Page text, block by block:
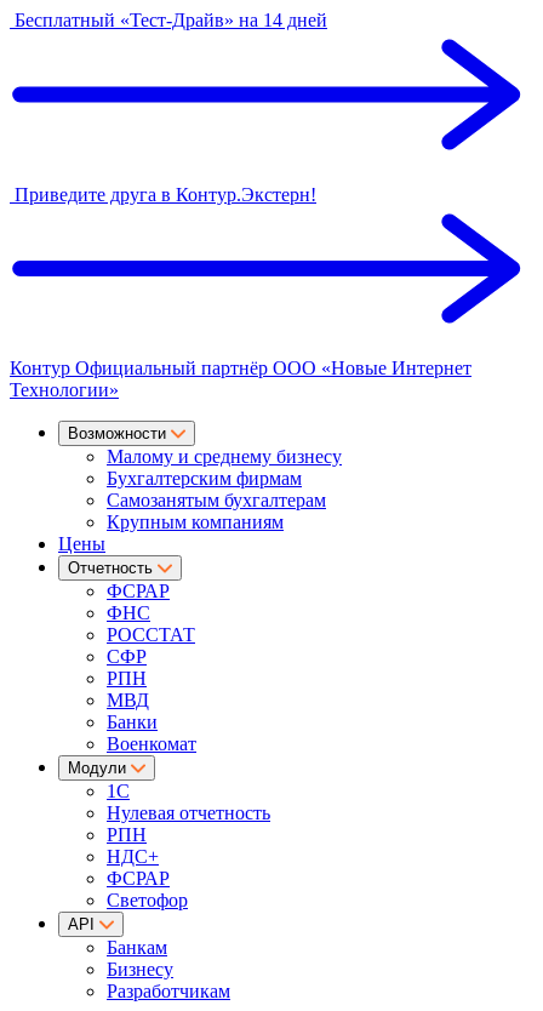
Бесплатный «Тест-Драйв» на 14 дней
Приведите друга в Контур.Экстерн!
Контур Официальный партнёр ООО «Новые Интернет
Технологии»
Возможности
Малому и среднему бизнесу
Бухгалтерским фирмам
Самозанятым бухгалтерам
Крупным компаниям
Цены
Отчетность
ФСРАР
ФНС
РОССТАТ
СФР
РПН
МВД
Банки
Военкомат
Модули
1С
Нулевая отчетность
РПН
НДС+
ФСРАР
Светофор
API
Банкам
Бизнесу
Разработчикам